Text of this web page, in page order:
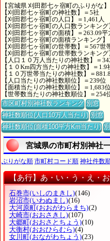
【宮城県 刈田郡七ヶ宿町のふりがな
【刈田郡七ヶ宿町の神社数】＝5社
【刈田郡七ヶ宿町の人口】＝1,461人
【刈田郡七ヶ宿町の人口数ランキン
【刈田郡七ヶ宿町の面積】＝263.09平
【刈田郡七ヶ宿町の面積ランキング
【刈田郡七ヶ宿町の世帯数】＝567世
【刈田郡七ヶ宿町の世帯数ランキン
【人口１０万人当たりの神社数】＝
【１０Km四方当たりの神社数】＝1.9
【１０万世帯当たりの神社数】＝
【人口当たりの神社数順位】＝239位
【面積当たりの神社数順位】＝1,683位
【世帯数当たりの神社数順位】＝254
市区町村別神社数ランキング 別窓
神社数順位(人口10万人当たり) 別窓
神社数順位(面積100平方Km当たり)
宮城県の市町村別神社
ぶりがな順 市町村コード順 神社件数
【あ行】あ・い・う・え・お
石巻市(いしのまきし)(146)
岩沼市(いわぬまし)(16)
大河原町(おおがわらまち)(2)
大崎市(おおさきし)(107)
大郷町(おおさとちょう)(10)
大衡村(おおひらむら)(4)
女川町(おながわちょう)(23)